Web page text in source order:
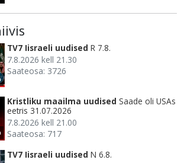
TV7 Iisraeli uudised R 7.8.
7.8.2026 kell 21.30
Saateosa: 3726
Kristliku maailma uudised Saade oli USAs
eetris 31.07.2026
7.8.2026 kell 21.00
Saateosa: 717
TV7 Iisraeli uudised N 6.8.